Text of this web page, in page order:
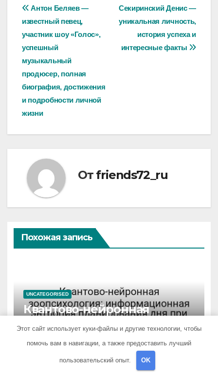
Навигация
по
записям
Секиринский Денис —
уникальная личность,
история успеха и
интересные факты
Антон Беляев —
известный певец,
участник шоу «Голос»,
успешный
музыкальный
продюсер, полная
биография, достижения
и подробности личной
жизни
От friends72_ru
Похожая запись
UNCATEGORISED
Квантово-нейронная
информационная энтропия
планирования дня при
высоком уровне шума
Этот сайт использует куки-файлы и другие технологии, чтобы
помочь вам в навигации, а также предоставить лучший
пользовательский опыт. OK